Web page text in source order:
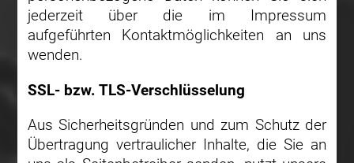
jederzeit über die im Impressum
aufgeführten Kontaktmöglichkeiten an uns
wenden.
SSL- bzw. TLS-Verschlüsselung
Aus Sicherheitsgründen und zum Schutz der
Übertragung vertraulicher Inhalte, die Sie an